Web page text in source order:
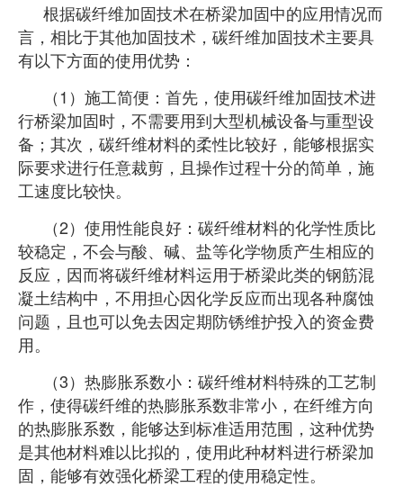
根据碳纤维加固技术在桥梁加固中的应用情况而
言，相比于其他加固技术，碳纤维加固技术主要具
有以下方面的使用优势：
（1）施工简便：首先，使用碳纤维加固技术进
行桥梁加固时，不需要用到大型机械设备与重型设
备；其次，碳纤维材料的柔性比较好，能够根据实
际要求进行任意裁剪，且操作过程十分的简单，施
工速度比较快。
（2）使用性能良好：碳纤维材料的化学性质比
较稳定，不会与酸、碱、盐等化学物质产生相应的
反应，因而将碳纤维材料运用于桥梁此类的钢筋混
凝土结构中，不用担心因化学反应而出现各种腐蚀
问题，且也可以免去因定期防锈维护投入的资金费
用。
（3）热膨胀系数小：碳纤维材料特殊的工艺制
作，使得碳纤维的热膨胀系数非常小，在纤维方向
的热膨胀系数，能够达到标准适用范围，这种优势
是其他材料难以比拟的，使用此种材料进行桥梁加
固，能够有效强化桥梁工程的使用稳定性。